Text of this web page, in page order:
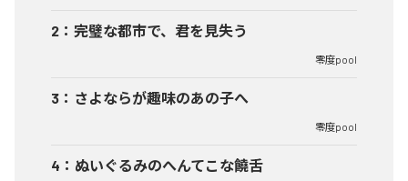
2 ： 完璧な都市で、君を見失う
零度pool
3 ： さよならが趣味のあの子へ
零度pool
4 ： ぬいぐるみのへんてこな饒舌